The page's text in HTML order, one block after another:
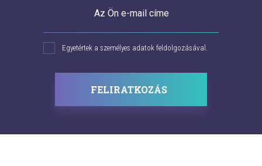
Az Ön e-mail címe
Egyetértek a személyes adatok feldolgozásával.
FELIRATKOZÁS